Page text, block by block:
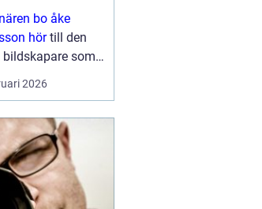
bo åke
hörtill den
som
av en
eller
namn i
När blicken
st...
2026